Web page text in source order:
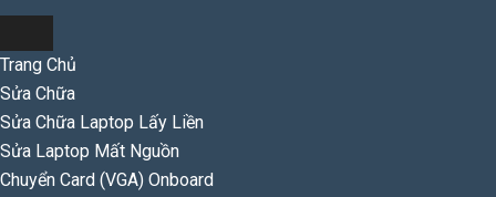
Trang Chủ
Sửa Chữa
Sửa Chữa Laptop Lấy Liền
Sửa Laptop Mất Nguồn
Chuyển Card (VGA) Onboard